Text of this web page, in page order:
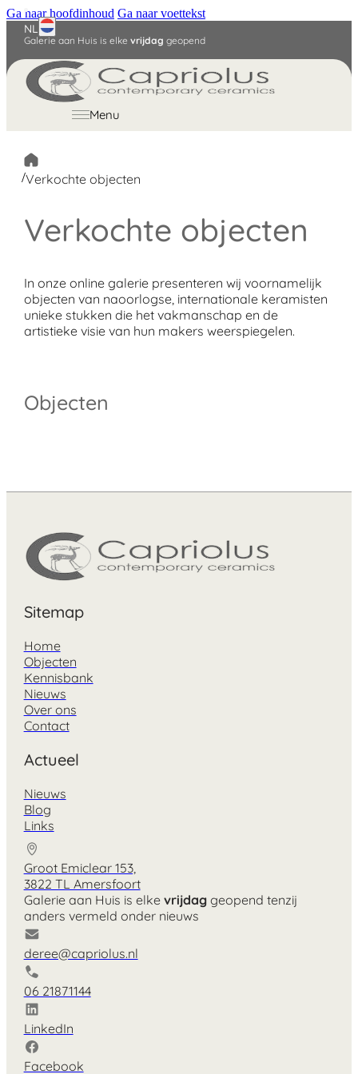
Ga naar hoofdinhoud Ga naar voettekst
Galerie aan Huis is elke vrijdag geopend
NL
English
Menu
/Verkochte objecten
Verkochte objecten
In onze online galerie presenteren wij voornamelijk
objecten van naoorlogse, internationale keramisten
unieke stukken die het vakmanschap en de
artistieke visie van hun makers weerspiegelen.
Objecten
Sitemap
Home
Objecten
Kennisbank
Nieuws
Over ons
Contact
Actueel
Nieuws
Blog
Links
Groot Emiclear 153,
3822 TL Amersfoort
Galerie aan Huis is elke vrijdaggeopend tenzij
anders vermeld onder nieuws
deree@capriolus.nl
06 21871144
LinkedIn
Facebook